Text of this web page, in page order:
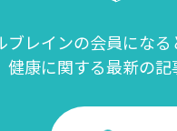
ブレインの会員になる
健康に関する最新の記